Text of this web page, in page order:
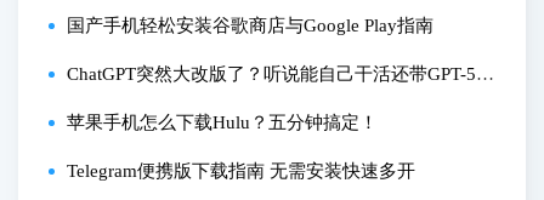
卓/苹果教程完整版
国产手机轻松安装谷歌商店与Google Play指南
ChatGPT突然大改版了？听说能自己干活还带GPT-5.
6，我看了下这5个变化
苹果手机怎么下载Hulu？五分钟搞定！
Telegram便携版下载指南 无需安装快速多开